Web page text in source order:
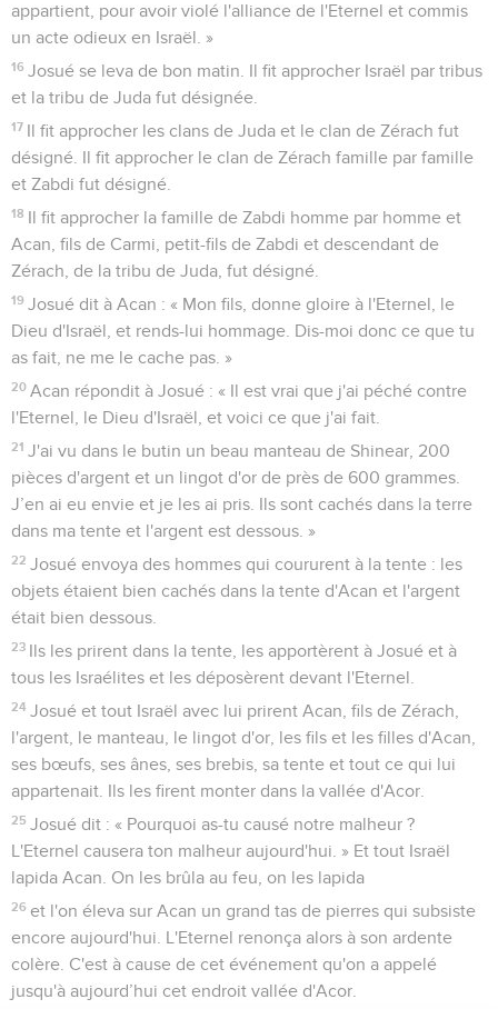
appartient, pour avoir violé l'alliance de l'Eternel et commis
un acte odieux en Israël. »
16 Josué se leva de bon matin. Il fit approcher Israël par tribus
et la tribu de Juda fut désignée.
17 Il fit approcher les clans de Juda et le clan de Zérach fut
désigné. Il fit approcher le clan de Zérach famille par famille
et Zabdi fut désigné.
18 Il fit approcher la famille de Zabdi homme par homme et
Acan, fils de Carmi, petit-fils de Zabdi et descendant de
Zérach, de la tribu de Juda, fut désigné.
19 Josué dit à Acan : « Mon fils, donne gloire à l'Eternel, le
Dieu d'Israël, et rends-lui hommage. Dis-moi donc ce que tu
as fait, ne me le cache pas. »
20 Acan répondit à Josué : « Il est vrai que j'ai péché contre
l'Eternel, le Dieu d'Israël, et voici ce que j'ai fait.
21 J'ai vu dans le butin un beau manteau de Shinear, 200
pièces d'argent et un lingot d'or de près de 600 grammes.
J’en ai eu envie et je les ai pris. Ils sont cachés dans la terre
dans ma tente et l'argent est dessous. »
22 Josué envoya des hommes qui coururent à la tente : les
objets étaient bien cachés dans la tente d'Acan et l'argent
était bien dessous.
23 Ils les prirent dans la tente, les apportèrent à Josué et à
tous les Israélites et les déposèrent devant l'Eternel.
24 Josué et tout Israël avec lui prirent Acan, fils de Zérach,
l'argent, le manteau, le lingot d'or, les fils et les filles d'Acan,
ses bœufs, ses ânes, ses brebis, sa tente et tout ce qui lui
appartenait. Ils les firent monter dans la vallée d'Acor.
25 Josué dit : « Pourquoi as-tu causé notre malheur ?
L'Eternel causera ton malheur aujourd'hui. » Et tout Israël
lapida Acan. On les brûla au feu, on les lapida
26 et l'on éleva sur Acan un grand tas de pierres qui subsiste
encore aujourd'hui. L'Eternel renonça alors à son ardente
colère. C'est à cause de cet événement qu'on a appelé
jusqu'à aujourd’hui cet endroit vallée d'Acor.